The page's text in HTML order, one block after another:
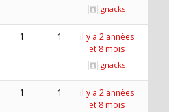
gnacks
1 1
il y a 2 années
et 8 mois
gnacks
1 1
il y a 2 années
et 8 mois